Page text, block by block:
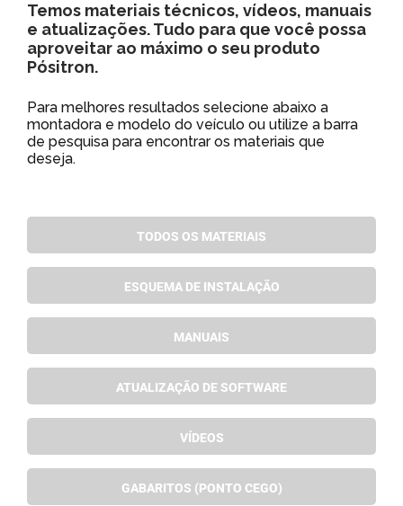
Temos materiais técnicos, vídeos, manuais
e atualizações. Tudo para que você possa
aproveitar ao máximo o seu produto
Pósitron.
Para melhores resultados selecione abaixo a
montadora e modelo do veículo ou utilize a barra
de pesquisa para encontrar os materiais que
deseja.
TODOS OS MATERIAIS
ESQUEMA DE INSTALAÇÃO
MANUAIS
ATUALIZAÇÃO DE SOFTWARE
VÍDEOS
GABARITOS (PONTO CEGO)